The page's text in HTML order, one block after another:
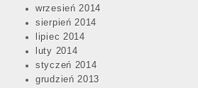
wrzesień 2014
sierpień 2014
lipiec 2014
luty 2014
styczeń 2014
grudzień 2013